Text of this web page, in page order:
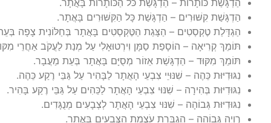
הַדְגָּשַׁת כּוֹתָרוֹת – הַדְגָּשַׁת כֹּל הַכּוֹתָרוֹת בָּאֲתָר.
הַדְגָּשַׁת קִשּׁוּרִים – הַדְגָּשַׁת כָּל הַקִּשּׁוּרִים בָּאֲתָר.
הַגְדָּלַת טֶקְסְטִים – הַצָּגַת הַטֶּקְסְטִים בָּאֲתָר בְּחַלּוֹנִית צָפָה
תּוֹמֵךְ קְרִיאָה – הוֹסָפַת סַמָּן וִירְטוּאָלִי עַל מְנַת לַעֲקֹב אַחֲרֵי
תּוֹמֵךְ מִקּוּד – הַדְגָּשַׁת אֵזוֹר מְסֻיָּם בָּאֲתָר בְּעֵת מַעֲבָר.
נִגּוּדִיּוּת כֵּהֶה – שִׁנּוּיֵי צִבְעֵי הָאֲתָר לַבָּהִיר עַל גַּבֵּי רֶקַע כֵּהֶה.
נִגּוּדִיּוּת בְּהִירָה – שִׁנּוּי צִבְעֵי הָאֲתָר לַכֵּהִים עַל גַּבֵּי רֶקַע בָּהִיר.
נִגּוּדִיּוּת גְּבוֹהָה – שִׁנּוּי צִבְעֵי הָאֲתָר לְצְבָעִים מְנֻגָּדִים.
רְוָיָה גְּבוֹהָה – הַגְבָּרַת עֹצְמַת הַצְּבָעִים בָּאֲתָר.